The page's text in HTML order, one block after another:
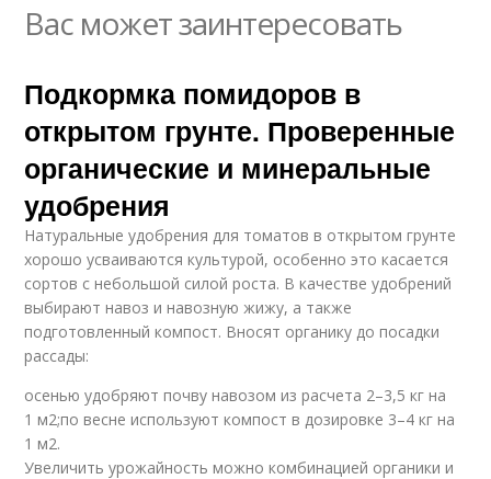
Вас может заинтересовать
Подкормка помидоров в
открытом грунте. Проверенные
органические и минеральные
удобрения
Натуральные удобрения для томатов в открытом грунте
хорошо усваиваются культурой, особенно это касается
сортов с небольшой силой роста. В качестве удобрений
выбирают навоз и навозную жижу, а также
подготовленный компост. Вносят органику до посадки
рассады:
осенью удобряют почву навозом из расчета 2–3,5 кг на
1 м2;по весне используют компост в дозировке 3–4 кг на
1 м2.
Увеличить урожайность можно комбинацией органики и